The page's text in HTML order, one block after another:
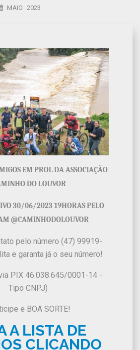
MAIO 2023
EM PROL DA ASSOCIAÇÃO
DO LOUVOR
30/06/2023 19HORAS PELO
@CAMINHODOLOUVOR
pelo número (47) 99919-
e garanta já o seu número!
PIX 46.038.645/0001-14 -
Tipo CNPJ)
e BOA SORTE!
A LISTA DE
CLICANDO